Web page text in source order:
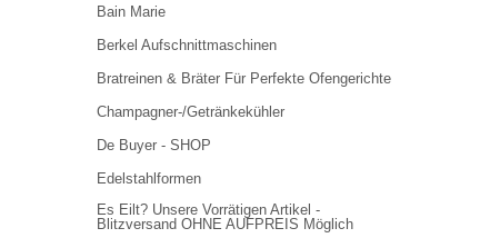
Bain Marie
Berkel Aufschnittmaschinen
Bratreinen & Bräter Für Perfekte Ofengerichte
Champagner-/Getränkekühler
De Buyer - SHOP
Edelstahlformen
Es Eilt? Unsere Vorrätigen Artikel -
Blitzversand OHNE AUFPREIS Möglich